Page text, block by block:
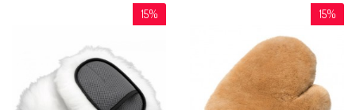
15% 15%